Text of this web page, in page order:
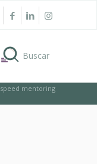
speed mentoring